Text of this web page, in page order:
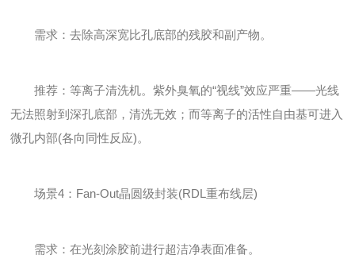
需求：去除高深宽比孔底部的残胶和副产物。
推荐：等离子清洗机。紫外臭氧的“视线”效应严重——光线
无法照射到深孔底部，清洗无效；而等离子的活性自由基可进入
微孔内部(各向同性反应)。
场景4：Fan-Out晶圆级封装(RDL重布线层)
需求：在光刻涂胶前进行超洁净表面准备。